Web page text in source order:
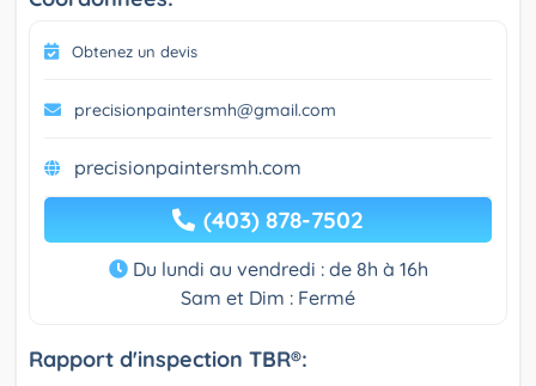
Obtenez un devis
precisionpaintersmh@gmail.com
precisionpaintersmh.com
(403) 878-7502
Du lundi au vendredi : de 8h à 16h
Sam et Dim : Fermé
Rapport d'inspection TBR®: